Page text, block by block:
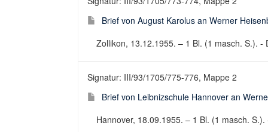
Brief von August Karolus an Werner
Zollikon, 13.12.1955. – 1 Bl. (1 masch. S.). -
Signatur: III/93/1705/775-776, Mappe 2
Brief von Leibnizschule Hannover an
Hannover, 18.09.1955. – 1 Bl. (1 masch.